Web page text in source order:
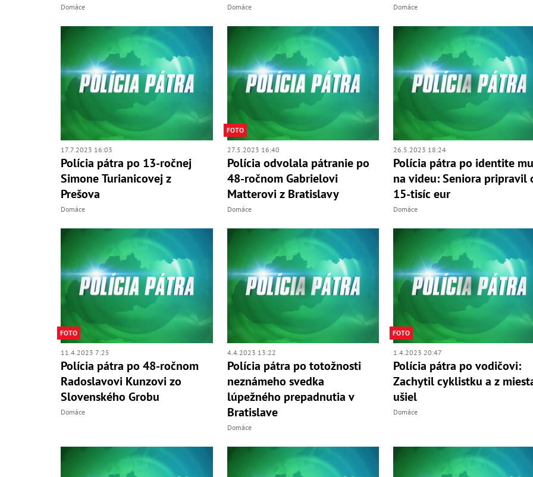
Domáce Domáce Domáce
17.7.2023 16:03
Polícia pátra po 13-ročnej
Simone Turianicovej z
Prešova
Domáce
FOTO
27.5.2023 16:40
Polícia odvolala pátranie po
48-ročnom Gabrielovi
Matterovi z Bratislavy
Domáce
26.5.2023 18:24
Polícia pátra po identite
na videu: Seniora pripravil
15-tisíc eur
Domáce
FOTO
11.4.2023 7:25
Polícia pátra po 48-ročnom
Radoslavovi Kunzovi zo
Slovenského Grobu
Domáce
4.4.2023 13:22
Polícia pátra po totožnosti
neznámeho svedka
lúpežného prepadnutia v
Bratislave
Domáce
FOTO
1.4.2023 20:47
Polícia pátra po vodičovi:
Zachytil cyklistku a z
ušiel
Domáce